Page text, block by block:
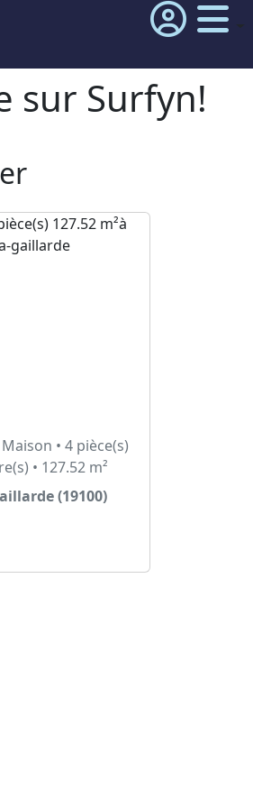
sur Surfyn!
• 4 pièce(s)
• 127.52 m²
(19100)